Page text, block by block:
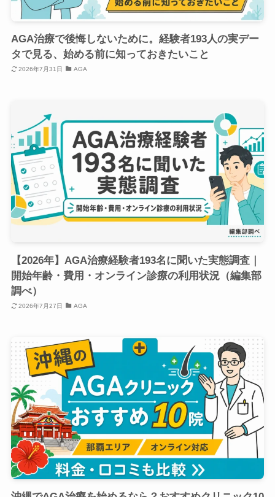
AGA治療で後悔しないために。経験者193人の実デー
タで見る、始める前に知っておきたいこと
2026年7月31日 AGA
【2026年】AGA治療経験者193名に聞いた実態調査｜
開始年齢・費用・オンライン診療の利用状況（編集部
調べ）
2026年7月27日 AGA